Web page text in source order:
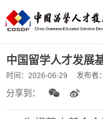
中国留学人才发展
时间： 2026-06-29 发布者：
分享到：